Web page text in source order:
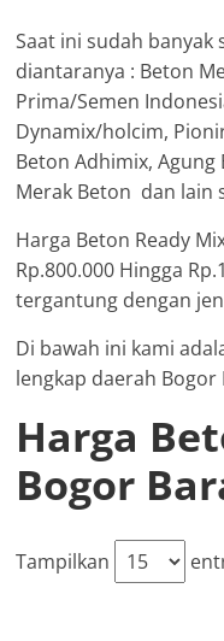
Saat ini sudah
diantaranya : Beton
Prima/Semen
Dynamix/holcim,
Beton Adhimix, Agung
Merak Beton dan lain
Harga Beton Ready
Rp.800.000 Hingga
tergantung dengan
Di bawah ini kami
lengkap daerah
Harga
Bogor
Tampilkan